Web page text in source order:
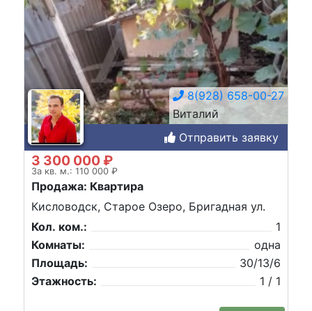
8(928) 658-00-27
Виталий
Отправить заявку
3 300 000 ₽
За кв. м.: 110 000 ₽
Продажа: Квартира
Кисловодск, Старое Озеро, Бригадная ул.
Кол. ком.:
1
Комнаты:
одна
Площадь:
30/13/6
Этажность:
1 / 1